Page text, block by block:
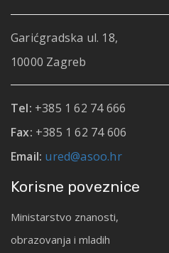
Garićgradska ul. 18,
10000 Zagreb
Tel: +385 1 62 74 666
Fax: +385 1 62 74 606
Email: ured@asoo.hr
Korisne poveznice
Ministarstvo znanosti,
obrazovanja i mladih